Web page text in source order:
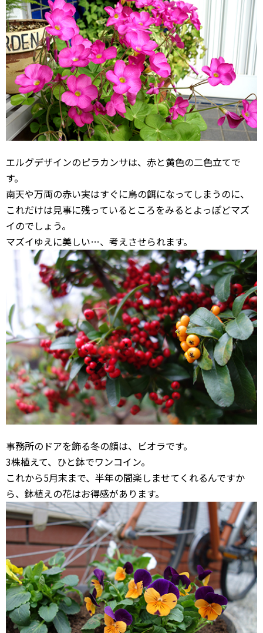
エルグデザインのピラカンサは、赤と黄色の二色立てで
す。
南天や万両の赤い実はすぐに鳥の餌になってしまうのに、
これだけは見事に残っているところをみるとよっぽどマズ
イのでしょう。
マズイゆえに美しい…、考えさせられます。
事務所のドアを飾る冬の顔は、ビオラです。
3株植えて、ひと鉢でワンコイン。
これから5月末まで、半年の間楽しませてくれるんですか
ら、鉢植えの花はお得感があります。